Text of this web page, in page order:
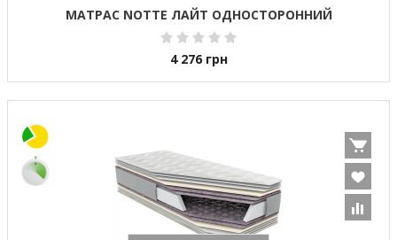
МАТРАС NOTTE ЛАЙТ ОДНОСТОРОННИЙ
4 276 грн